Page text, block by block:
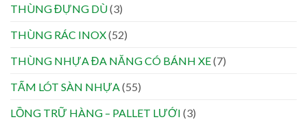
THÙNG ĐỰNG DÙ(3)
THÙNG RÁC INOX(52)
THÙNG NHỰA ĐA NĂNG CÓ BÁNH XE(7)
TẤM LÓT SÀN NHỰA (55)
LỒNG TRỮ HÀNG – PALLET LƯỚI (3)